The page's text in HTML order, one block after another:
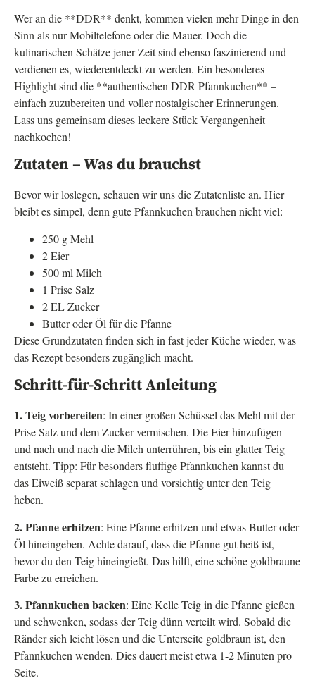
Wer an die **DDR** denkt, kommen vielen mehr Dinge in den
Sinn als nur Mobiltelefone oder die Mauer. Doch die
kulinarischen Schätze jener Zeit sind ebenso faszinierend und
verdienen es, wiederentdeckt zu werden. Ein besonderes
Highlight sind die **authentischen DDR Pfannkuchen** –
einfach zuzubereiten und voller nostalgischer Erinnerungen.
Lass uns gemeinsam dieses leckere Stück Vergangenheit
nachkochen!
Zutaten – Was du brauchst
Bevor wir loslegen, schauen wir uns die Zutatenliste an. Hier
bleibt es simpel, denn gute Pfannkuchen brauchen nicht viel:
250 g Mehl
2 Eier
500 ml Milch
1 Prise Salz
2 EL Zucker
Butter oder Öl für die Pfanne
Diese Grundzutaten finden sich in fast jeder Küche wieder, was
das Rezept besonders zugänglich macht.
Schritt-für-Schritt Anleitung
1. Teig vorbereiten: In einer großen Schüssel das Mehl mit der
Prise Salz und dem Zucker vermischen. Die Eier hinzufügen
und nach und nach die Milch unterrühren, bis ein glatter Teig
entsteht. Tipp: Für besonders fluffige Pfannkuchen kannst du
das Eiweiß separat schlagen und vorsichtig unter den Teig
heben.
2. Pfanne erhitzen: Eine Pfanne erhitzen und etwas Butter oder
Öl hineingeben. Achte darauf, dass die Pfanne gut heiß ist,
bevor du den Teig hineingießt. Das hilft, eine schöne goldbraune
Farbe zu erreichen.
3. Pfannkuchen backen: Eine Kelle Teig in die Pfanne gießen
und schwenken, sodass der Teig dünn verteilt wird. Sobald die
Ränder sich leicht lösen und die Unterseite goldbraun ist, den
Pfannkuchen wenden. Dies dauert meist etwa 1-2 Minuten pro
Seite.